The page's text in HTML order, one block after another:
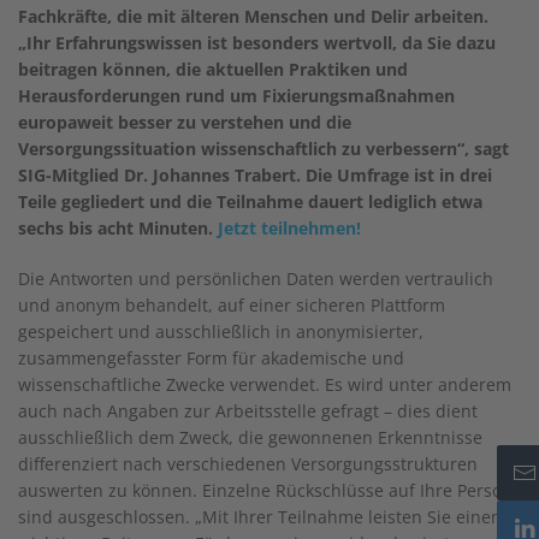
Fachkräfte, die mit älteren Menschen und Delir arbeiten.
„Ihr Erfahrungswissen ist besonders wertvoll, da Sie dazu
beitragen können, die aktuellen Praktiken und
Herausforderungen rund um Fixierungsmaßnahmen
europaweit besser zu verstehen und die
Versorgungssituation wissenschaftlich zu verbessern“, sagt
SIG-Mitglied Dr. Johannes Trabert. Die Umfrage ist in drei
Teile gegliedert und die Teilnahme dauert lediglich etwa
sechs bis acht Minuten. Jetzt teilnehmen!
Die Antworten und persönlichen Daten werden vertraulich
und anonym behandelt, auf einer sicheren Plattform
gespeichert und ausschließlich in anonymisierter,
zusammengefasster Form für akademische und
wissenschaftliche Zwecke verwendet. Es wird unter anderem
auch nach Angaben zur Arbeitsstelle gefragt – dies dient
ausschließlich dem Zweck, die gewonnenen Erkenntnisse
differenziert nach verschiedenen Versorgungsstrukturen
auswerten zu können. Einzelne Rückschlüsse auf Ihre Person
sind ausgeschlossen. „Mit Ihrer Teilnahme leisten Sie einen